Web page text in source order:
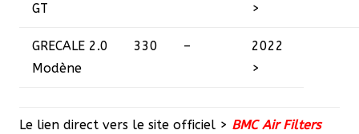
GT
>
GRECALE 2.0
Modène
330 –
2022
>
Le lien direct vers le site officiel > BMC Air Filters